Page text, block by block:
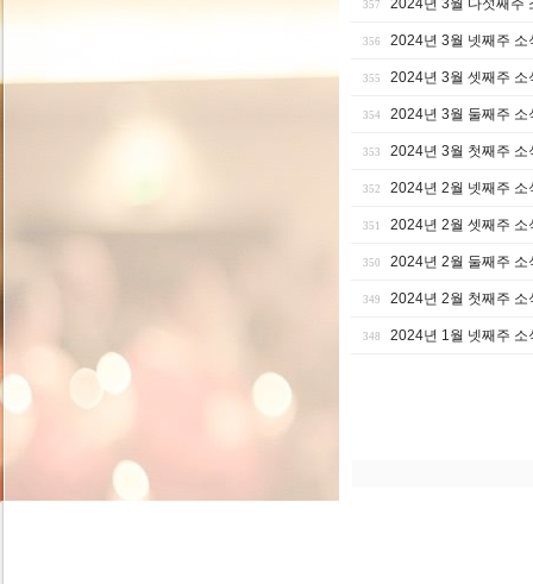
357 2024년 3월 다섯째주
356 2024년 3월 넷째주 소
355 2024년 3월 셋째주 소
354 2024년 3월 둘째주 소
353 2024년 3월 첫째주 소
352 2024년 2월 넷째주 소
351 2024년 2월 셋째주 소
350 2024년 2월 둘째주 소
349 2024년 2월 첫째주 소
348 2024년 1월 넷째주 소